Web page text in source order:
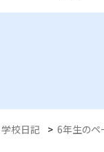
学校日記 > 6年生のペ